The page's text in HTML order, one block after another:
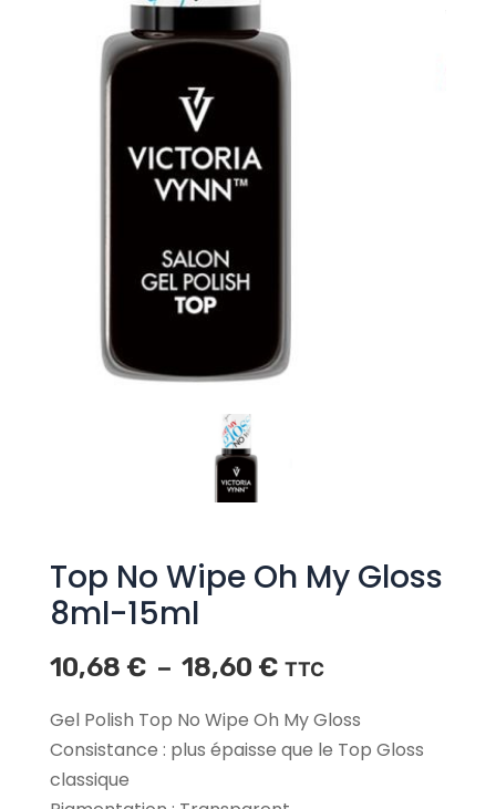
Top No Wipe Oh My Gloss
8ml-15ml
10,68 € – 18,60 € Plage
prix :
10,68 €
18,60 €
TTC
Gel Polish Top No Wipe Oh My Gloss
Consistance : plus épaisse que le Top Gloss
classique